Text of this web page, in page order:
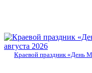
августа 2026
Краевой праздник «День